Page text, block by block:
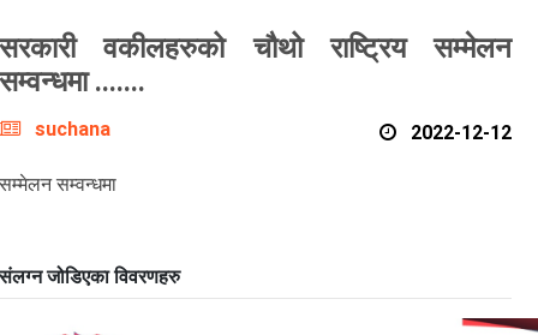
सरकारी वकीलहरुको चौथो राष्ट्रिय सम्मेलन
सम्वन्धमा .......
suchana 2022-12-12
सम्मेलन सम्वन्धमा
संलग्न जोडिएका विवरणहरु